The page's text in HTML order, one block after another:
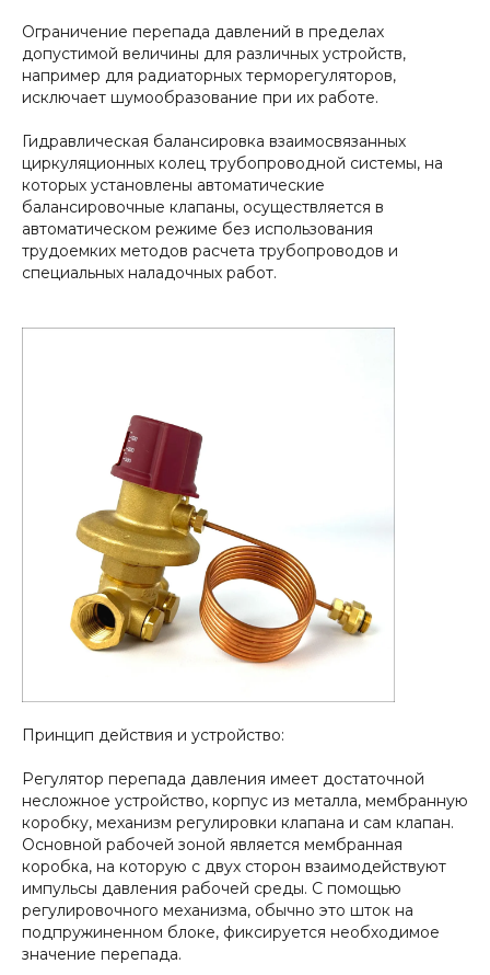
Ограничение перепада давлений в пределах
допустимой величины для различных устройств,
например для радиаторных терморегуляторов,
исключает шумообразование при их работе.
Гидравлическая балансировка взаимосвязанных
циркуляционных колец трубопроводной системы, на
которых установлены автоматические
балансировочные клапаны, осуществляется в
автоматическом режиме без использования
трудоемких методов расчета трубопроводов и
специальных наладочных работ.
Принцип действия и устройство:
Регулятор перепада давления имеет достаточной
несложное устройство, корпус из металла, мембранную
коробку, механизм регулировки клапана и сам клапан.
Основной рабочей зоной является мембранная
коробка, на которую с двух сторон взаимодействуют
импульсы давления рабочей среды. С помощью
регулировочного механизма, обычно это шток на
подпружиненном блоке, фиксируется необходимое
значение перепада.